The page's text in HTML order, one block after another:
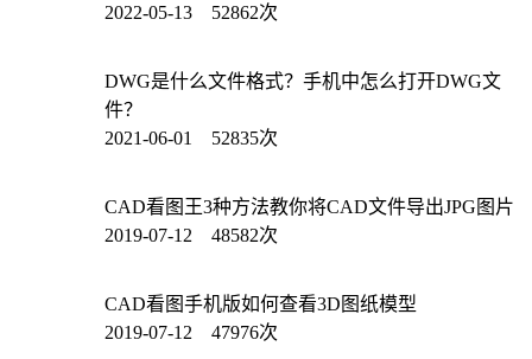
2022-05-13 52862次
DWG是什么文件格式？手机中怎么打开DWG文
件？
2021-06-01 52835次
CAD看图王3种方法教你将CAD文件导出JPG图片
2019-07-12 48582次
CAD看图手机版如何查看3D图纸模型
2019-07-12 47976次